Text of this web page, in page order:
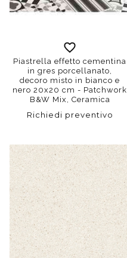
Piastrella effetto cementina
in gres porcellanato,
decoro misto in bianco e
nero 20x20 cm - Patchwork
B&W Mix, Ceramica
Richiedi preventivo